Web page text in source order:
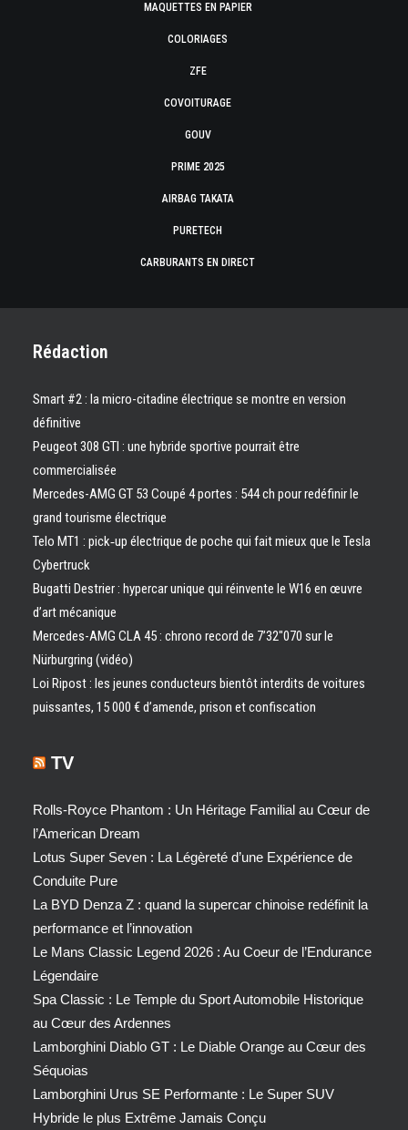
MAQUETTES EN PAPIER
COLORIAGES
ZFE
COVOITURAGE
GOUV
PRIME 2025
AIRBAG TAKATA
PURETECH
CARBURANTS EN DIRECT
Rédaction
Smart #2 : la micro-citadine électrique se montre en version
définitive
Peugeot 308 GTI : une hybride sportive pourrait être
commercialisée
Mercedes-AMG GT 53 Coupé 4 portes : 544 ch pour redéfinir le
grand tourisme électrique
Telo MT1 : pick‑up électrique de poche qui fait mieux que le Tesla
Cybertruck
Bugatti Destrier : hypercar unique qui réinvente le W16 en œuvre
d’art mécanique
Mercedes-AMG CLA 45 : chrono record de 7’32″070 sur le
Nürburgring (vidéo)
Loi Ripost : les jeunes conducteurs bientôt interdits de voitures
puissantes, 15 000 € d’amende, prison et confiscation
TV
Rolls-Royce Phantom : Un Héritage Familial au Cœur de
l’American Dream
Lotus Super Seven : La Légèreté d’une Expérience de
Conduite Pure
La BYD Denza Z : quand la supercar chinoise redéfinit la
performance et l’innovation
Le Mans Classic Legend 2026 : Au Coeur de l’Endurance
Légendaire
Spa Classic : Le Temple du Sport Automobile Historique
au Cœur des Ardennes
Lamborghini Diablo GT : Le Diable Orange au Cœur des
Séquoias
Lamborghini Urus SE Performante : Le Super SUV
Hybride le plus Extrême Jamais Conçu